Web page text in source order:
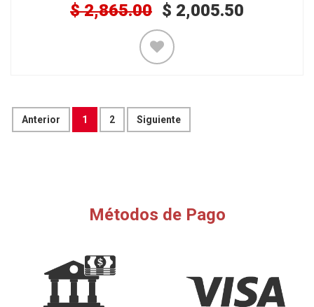
$2,865.00 $ 2,005.50
Anterior 1 2 Siguiente
Métodos de Pago